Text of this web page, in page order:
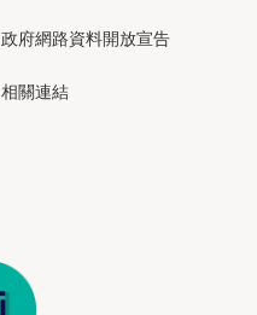
政府網路資料開放宣告
相關連結